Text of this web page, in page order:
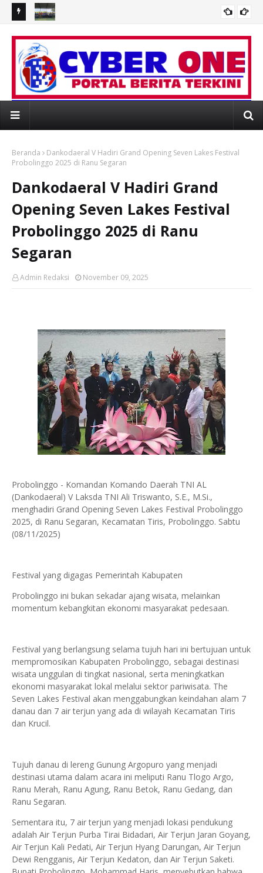
Emas
PERLOMBAAN/ PERTANDINGAN INSPIRATIF
Beranda
Dankodaeral V Hadiri Grand Opening Seven Lakes Festival
Probolinggo 2025 di Ranu Segaran
Dankodaeral V Hadiri Grand
Opening Seven Lakes Festival
Probolinggo 2025 di Ranu
Segaran
Admin Redaksi November 09, 2025
Probolinggo - Komandan Komando Daerah TNI AL
(Dankodaeral) V Laksda TNI Ali Triswanto, S.E., M.Si.,
menghadiri Grand Opening Seven Lakes Festival Probolinggo
2025, di Ranu Segaran, Kecamatan Tiris, Probolinggo. Sabtu
(08/11/2025)
Festival yang digagas Pemerintah Kabupaten
Probolinggo ini bukan sekadar ajang wisata, melainkan
momentum kebangkitan ekonomi masyarakat pedesaan.
Festival yang berlangsung selama tujuh hari ini bertujuan untuk
mempromosikan Kabupaten Probolinggo, sebagai destinasi
wisata unggulan di tingkat nasional, serta meningkatkan
ekonomi masyarakat lokal melalui sektor pariwisata. The
Seven Lakes Festival akan menggabungkan keindahan alam 7
danau dan 7 air terjun yang ada di wilayah Kecamatan Tiris
dan Krucil.
Tujuh danau di lereng Gunung Argopuro yang menjadi
destinasi utama dalam acara ini meliputi Ranu Tlogo Argo,
Ranu Merah, Ranu Agung, Ranu Betok, Ranu Gedang, dan
Ranu Segaran.
Sementara itu, 7 air terjun yang menjadi lokasi pendukung
adalah Air Terjun Purba Tirai Bidadari, Air Terjun Jaran Goyang,
Air Terjun Kali Pedati, Air Terjun Hyang Darungan, Air Terjun
Dewi Rengganis, Air Terjun Kedaton, dan Air Terjun Saketi.